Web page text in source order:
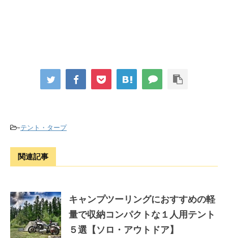
-テント・タープ
関連記事
キャンプツーリングにおすすめの軽
量で収納コンパクトな１人用テント
５選【ソロ・アウトドア】